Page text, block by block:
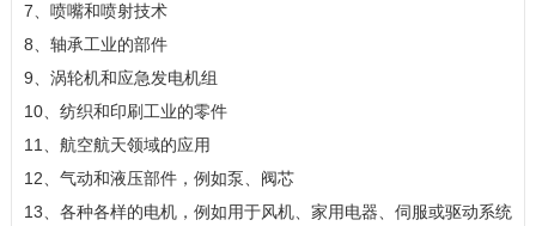
7、喷嘴和喷射技术
8、轴承工业的部件
9、涡轮机和应急发电机组
10、纺织和印刷工业的零件
11、航空航天领域的应用
12、气动和液压部件，例如泵、阀芯
13、各种各样的电机，例如用于风机、家用电器、伺服或驱动系统